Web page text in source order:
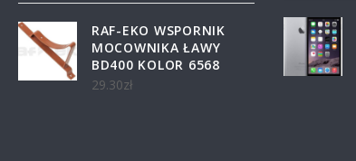
RAF-EKO WSPORNIK
MOCOWNIKA ŁAWY
BD400 KOLOR 6568
29.30zł